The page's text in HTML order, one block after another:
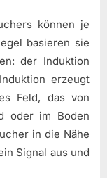
können je
basieren sie
der Induktion
erzeugt
Feld, das von
oder im Boden
in die Nähe
Signal aus und